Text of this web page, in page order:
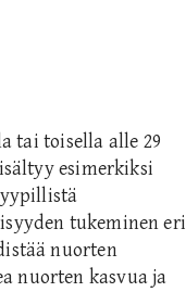
tai toisella alle 29
esimerkiksi
tukeminen eri
nuorten
nuorten kasvua ja